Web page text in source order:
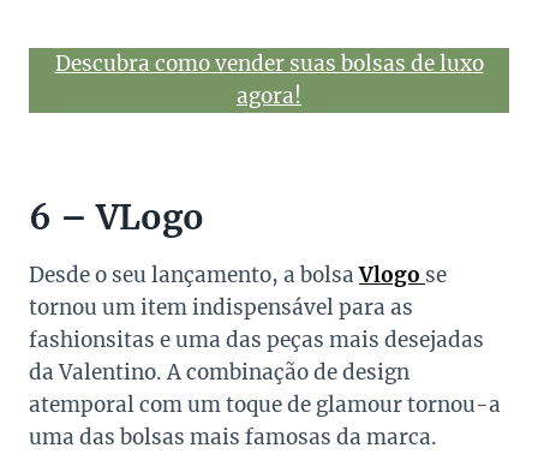
Descubra como vender suas bolsas de luxo
agora!
6 – VLogo
Desde o seu lançamento, a bolsaVlogo se
tornou um item indispensável para as
fashionsitas e uma das peças mais desejadas
da Valentino. A combinação de design
atemporal com um toque de glamour tornou-a
uma das bolsas mais famosas da marca.